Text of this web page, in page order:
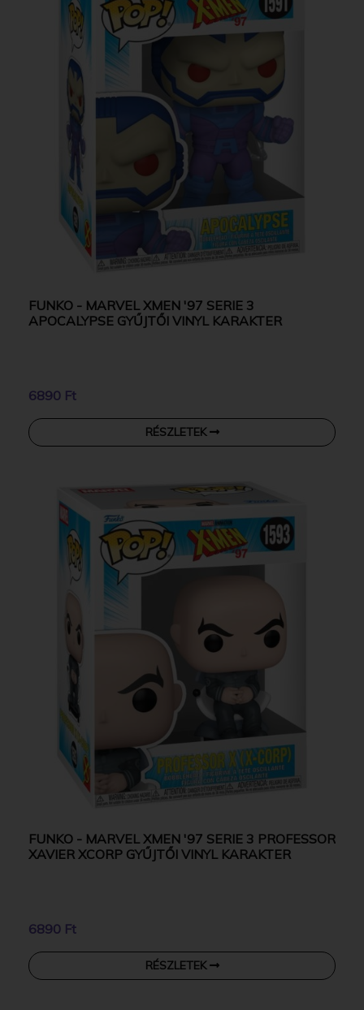
FUNKO - MARVEL XMEN '97 SERIE 3
APOCALYPSE GYŰJTŐI VINYL KARAKTER
6890 Ft
RÉSZLETEK
FUNKO - MARVEL XMEN '97 SERIE 3 PROFESSOR
XAVIER XCORP GYŰJTŐI VINYL KARAKTER
6890 Ft
RÉSZLETEK